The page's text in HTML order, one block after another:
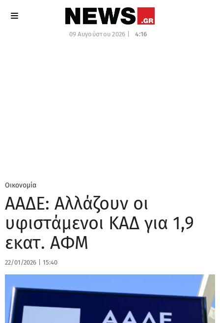
09 Αυγούστου 2026 | 4:16
Οικονομία
ΑΑΔΕ: Αλλάζουν οι
υφιστάμενοι ΚΑΔ για 1,9
εκατ. ΑΦΜ
22/01/2026 15:40